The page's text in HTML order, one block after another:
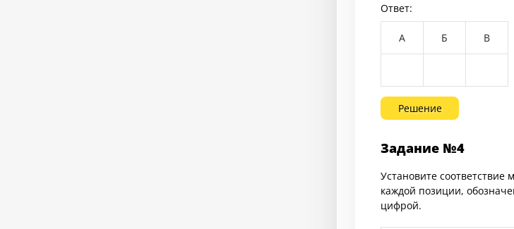
Ответ:
А Б В
Решение
Задание №4
Установите
каждой позиции,
цифрой.